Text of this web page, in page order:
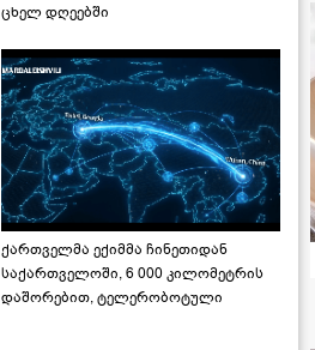
ცხელ დღეებში
ქართველმა ექიმმა ჩინეთიდან
საქართველოში, 6 000 კილომეტრის
დაშორებით, ტელერობოტული